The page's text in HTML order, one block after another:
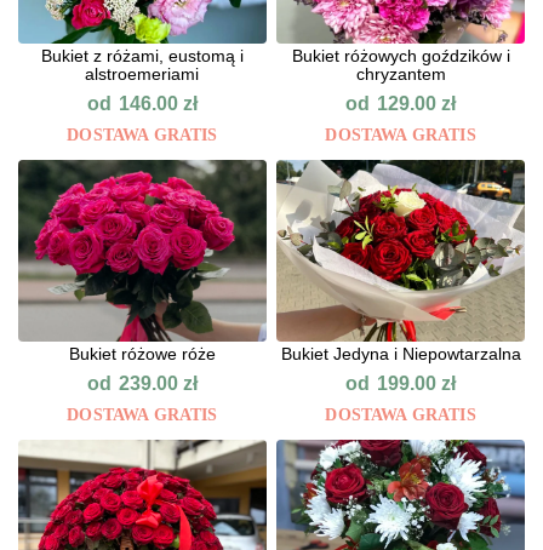
Bukiet z różami, eustomą i
alstroemeriami
od 146.00 zł
DOSTAWA GRATIS
Bukiet różowych goździków i
chryzantem
od 129.00zł
DOSTAWA GRATIS
Bukiet różowe róże
od 239.00 zł
DOSTAWA GRATIS
Bukiet Jedyna i Niepowtarzalna
od 199.00zł
DOSTAWA GRATIS